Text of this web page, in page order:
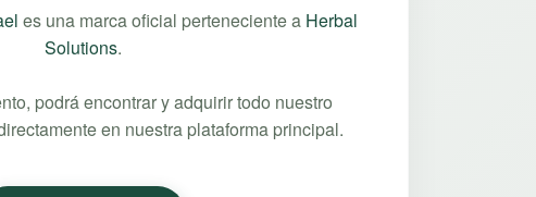
es una marca oficial perteneciente a Herbal
Solutions.
podrá encontrar y adquirir todo nuestro
en nuestra plataforma principal.